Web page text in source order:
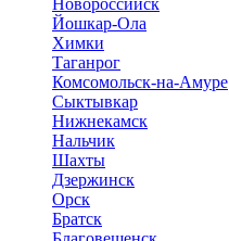
Новороссийск
Йошкар-Ола
Химки
Таганрог
Комсомольск-на-Амуре
Сыктывкар
Нижнекамск
Нальчик
Шахты
Дзержинск
Орск
Братск